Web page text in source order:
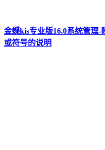
金蝶kis专业版16.0系统管理
或符号的说明